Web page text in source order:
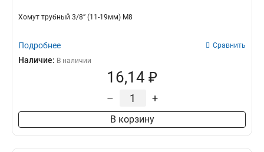
Хомут трубный 3/8” (11-19мм) М8
Подробнее Сравнить
Наличие: В наличии
16,14 ₽
– +
В корзину